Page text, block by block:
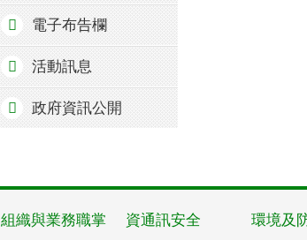
電子布告欄
活動訊息
政府資訊公開
組織與業務職掌 資通訊安全 環境及